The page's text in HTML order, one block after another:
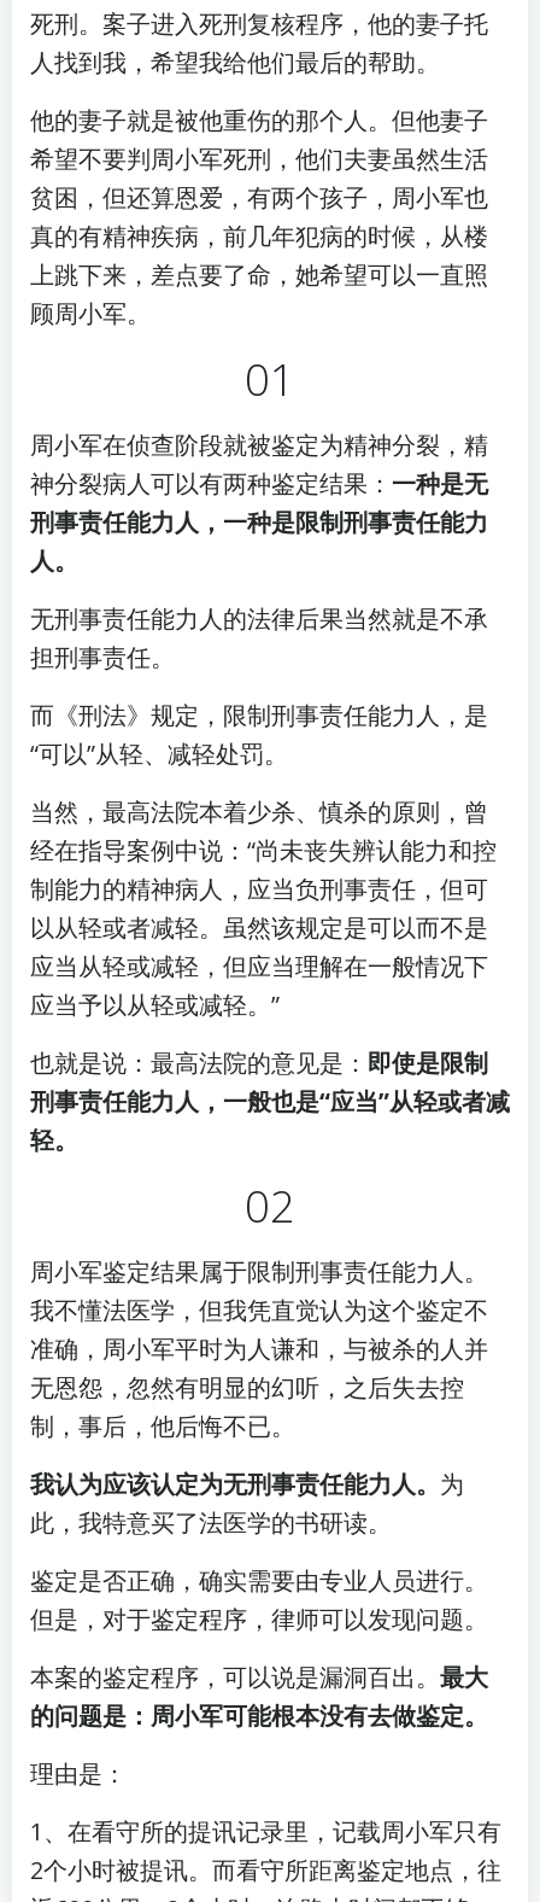
死刑。案子进入死刑复核程序，他的妻子托
人找到我，希望我给他们最后的帮助。
他的妻子就是被他重伤的那个人。但他妻子
希望不要判周小军死刑，他们夫妻虽然生活
贫困，但还算恩爱，有两个孩子，周小军也
真的有精神疾病，前几年犯病的时候，从楼
上跳下来，差点要了命，她希望可以一直照
顾周小军。
01
周小军在侦查阶段就被鉴定为精神分裂，精
神分裂病人可以有两种鉴定结果： 一种是无
刑事责任能力人，一种是限制刑事责任能力
人。
无刑事责任能力人的法律后果当然就是不承
担刑事责任。
而《刑法》规定，限制刑事责任能力人，是
“可以”从轻、减轻处罚。
当然，最高法院本着少杀、慎杀的原则，曾
经在指导案例中说：“尚未丧失辨认能力和控
制能力的精神病人，应当负刑事责任，但可
以从轻或者减轻。虽然该规定是可以而不是
应当从轻或减轻，但应当理解在一般情况下
应当予以从轻或减轻。”
也就是说：最高法院的意见是： 即使是限制
刑事责任能力人，一般也是“应当”从轻或者减
轻。
02
周小军鉴定结果属于限制刑事责任能力人。
我不懂法医学，但我凭直觉认为这个鉴定不
准确，周小军平时为人谦和，与被杀的人并
无恩怨，忽然有明显的幻听，之后失去控
制，事后，他后悔不已。
我认为应该认定为无刑事责任能力人。 为
此，我特意买了法医学的书研读。
鉴定是否正确，确实需要由专业人员进行。
但是，对于鉴定程序，律师可以发现问题。
本案的鉴定程序，可以说是漏洞百出。 最大
的问题是：周小军可能根本没有去做鉴定。
理由是：
1、在看守所的提讯记录里，记载周小军只有
2个小时被提讯。而看守所距离鉴定地点，往